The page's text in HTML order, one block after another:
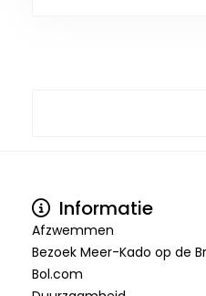
Informatie
Afzwemmen
Bezoek Meer-Kado op de
Bol.com